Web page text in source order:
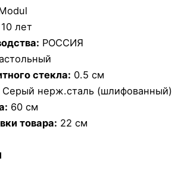
10 лет
РОССИЯ
стекла: 0.5 см
Серый нерж.сталь (шлифованный)
60 см
товара: 22 см